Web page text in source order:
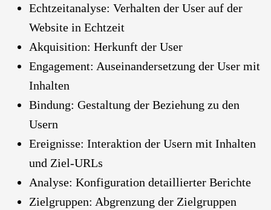
Echtzeitanalyse: Verhalten der User auf der
Website in Echtzeit
Akquisition: Herkunft der User
Engagement: Auseinandersetzung der User mit
Inhalten
Bindung: Gestaltung der Beziehung zu den
Usern
Ereignisse: Interaktion der Usern mit Inhalten
und Ziel-URLs
Analyse: Konfiguration detaillierter Berichte
Zielgruppen: Abgrenzung der Zielgruppen